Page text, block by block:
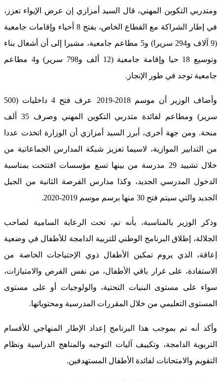
ومتدربي التكوين المهني، قال السيد أمزازي إن عرض الإيواء تعزز،
في إطار الشراكة مع القطاع الخاص، بفتح 8 أحياء وإقامات جامعية
(9 آلاف و294 سريرا) و5 مطاعم جامعية، مشيرا إلى أن أشغال بناء
وتوسيع 18 حيا وإقامة جامعية (12 ألف و798 سرير) و4 مطاعم
جامعية توجد في طور الإنجاز.
وأضاف الوزير أن موسم 2018-2019 عرف فتح 4 داخليات (500
سرير) ومطاعم لفائدة متدربي التكوين المهني وصرف 35 ألف
منحة. ومن جهة أخرى، أبرز السيد أمزازي أن الوزارة اتخذت عددا
من التدابير الموازية، لاسيما تعزيز شبكة المدارس الجماعاتية من
خلال تشييد 29 مدرسة من بينها تسع مؤسسات افتتحت بمناسبة
الدخول المدرسي الجديد، وكذا مدارس الفرصة الثانية من الجيل
الجديد والتي سيتم فتح 30 منها برسم موسم 2019-2020.
وذكر الوزير بالمناسبة، بأنه تم، تحت الرعاية السامية لصاحب
الجلالة، إطلاق البرنامج الوطني للتربية الدامجة للأطفال في وضعية
إعاقة، الذي يروم تمكين الأطفال ذوي الإحتياجات الخاصة من
الاستفادة، على غرار باقي الأطفال، من نفس الفرص والامتيازات،
سواء على مستوى البنيات التحتية، والولوجيات أو على مستوى
المستوى التعليمي من خلال المقررات المدرسية ومحتوياتها.
وأكد أنه تم بموجب هذا البرنامج إعداد الإطار المنهاجي للأقسام
التربوية الدامجة، وتكييف آليات التوجيه والمناهج الدراسية ونظام
التقويم والامتحانات لفائدة الأطفال المستهدفين.